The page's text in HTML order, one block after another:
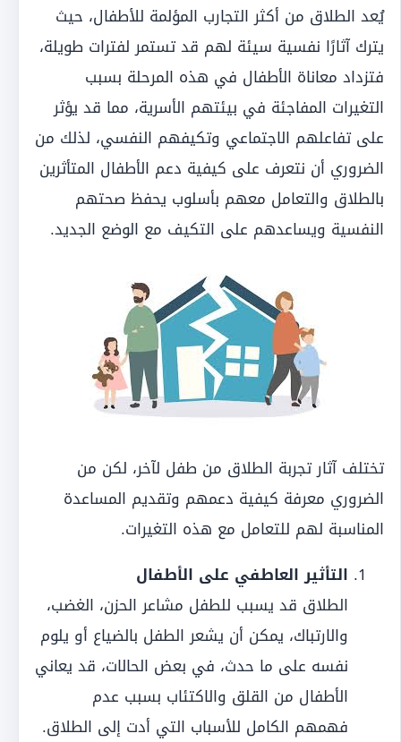
يُعد الطلاق من أكثر التجارب المؤلمة للأطفال، حيث
يترك آثارًا نفسية سيئة لهم قد تستمر لفترات طويلة،
فتزداد معاناة الأطفال في هذه المرحلة بسبب
التغيرات المفاجئة في بيئتهم الأسرية، مما قد يؤثر
على تفاعلهم الاجتماعي وتكيفهم النفسي، لذلك من
الضروري أن نتعرف على كيفية دعم الأطفال المتأثرين
بالطلاق والتعامل معهم بأسلوب يحفظ صحتهم
النفسية ويساعدهم على التكيف مع الوضع الجديد.
تختلف آثار تجربة الطلاق من طفل لآخر، لكن من
الضروري معرفة كيفية دعمهم وتقديم المساعدة
المناسبة لهم للتعامل مع هذه التغيرات.
التأثير العاطفي على الأطفال
الطلاق قد يسبب للطفل مشاعر الحزن، الغضب،
والارتباك، يمكن أن يشعر الطفل بالضياع أو يلوم
نفسه على ما حدث، في بعض الحالات، قد يعاني
الأطفال من القلق والاكتئاب بسبب عدم
فهمهم الكامل للأسباب التي أدت إلى الطلاق.